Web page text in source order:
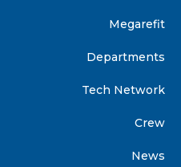
Megarefit
Departments
Tech Network
Crew
News